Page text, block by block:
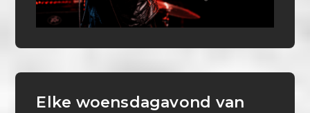
Elke woensdagavond van